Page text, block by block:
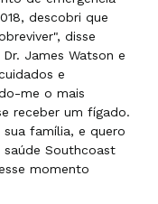
descobri que
disse
James Watson e
e
me o mais
receber um fígado.
família, e quero
Southcoast
momento